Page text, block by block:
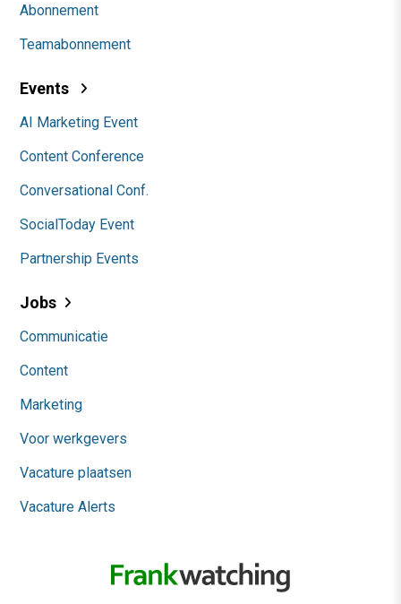
Abonnement
Teamabonnement
Events
AI Marketing Event
Content Conference
Conversational Conf.
SocialToday Event
Partnership Events
Jobs
Communicatie
Content
Marketing
Voor werkgevers
Vacature plaatsen
Vacature Alerts